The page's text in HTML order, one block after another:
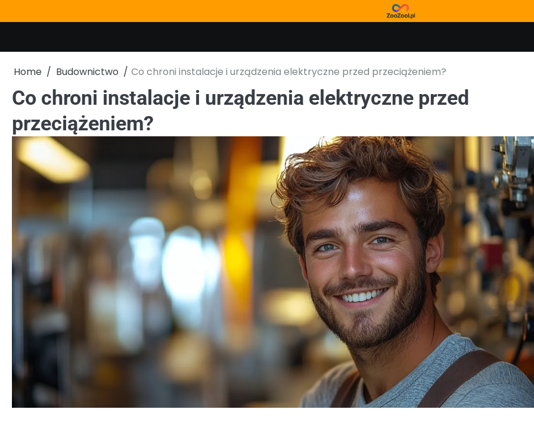
to
Home Budownictwo Co chroni instalacje i urządzenia elektryczne przed przeciążeniem?
Co chroni instalacje i urządzenia elektryczne przed
przeciążeniem?